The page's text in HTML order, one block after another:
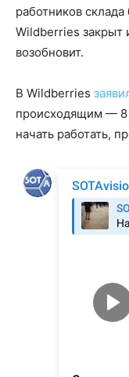
работников
Wildberries закрыт
возобновит.
В Wildberries
происходящим — 8
начать работать,